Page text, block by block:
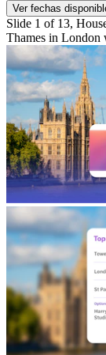
Ver fechas
Slide 1 of 13,
Thames in London